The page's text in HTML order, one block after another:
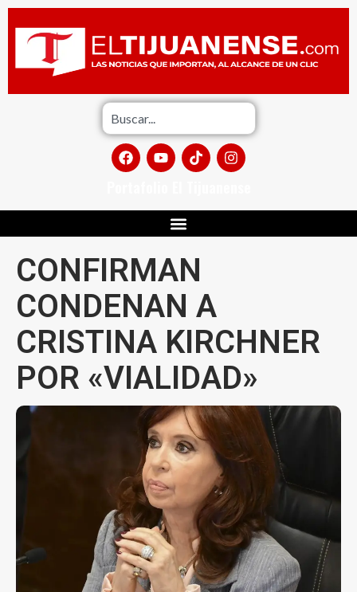
CONFIRMAN
CONDENAN A
CRISTINA KIRCHNER
POR «VIALIDAD»